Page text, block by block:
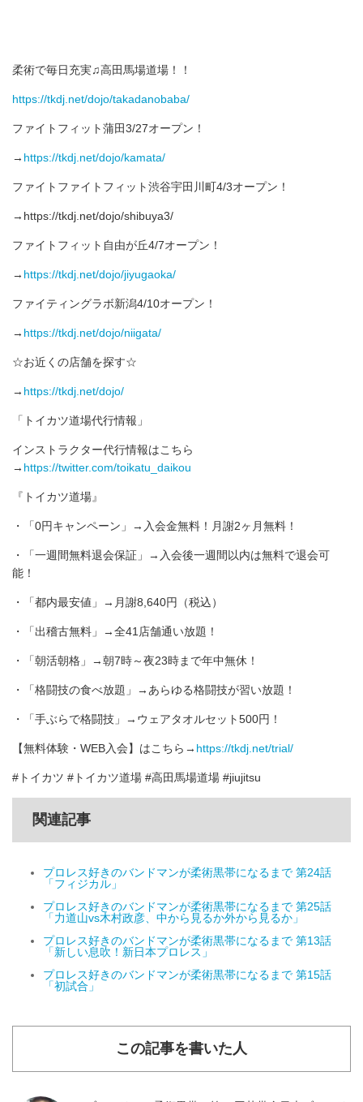
柔術で毎日充実♫高田馬場道場！！
https://tkdj.net/dojo/takadanobaba/
ファイトフィット蒲田3/27オープン！
→ https://tkdj.net/dojo/kamata/
ファイトファイトフィット渋谷宇田川町4/3オープン！
→https://tkdj.net/dojo/shibuya3/
ファイトフィット自由が丘4/7オープン！
→ https://tkdj.net/dojo/jiyugaoka/
ファイティングラボ新潟4/10オープン！
→ https://tkdj.net/dojo/niigata/
☆お近くの店舗を探す☆
→ https://tkdj.net/dojo/
「トイカツ道場代行情報」
インストラクター代行情報はこちら
→ https://twitter.com/toikatu_daikou
『トイカツ道場』
・「0円キャンペーン」→入会金無料！月謝2ヶ月無料！
・「一週間無料退会保証」→入会後一週間以内は無料で退会可
能！
・「都内最安値」→月謝8,640円（税込）
・「出稽古無料」→全41店舗通い放題！
・「朝活朝格」→朝7時～夜23時まで年中無休！
・「格闘技の食べ放題」→あらゆる格闘技が習い放題！
・「手ぶらで格闘技」→ウェアタオルセット500円！
【無料体験・WEB入会】はこちら→ https://tkdj.net/trial/
#トイカツ #トイカツ道場 #高田馬場道場 #jiujitsu
関連記事
プロレス好きのバンドマンが柔術黒帯になるまで 第24話
「フィジカル」
プロレス好きのバンドマンが柔術黒帯になるまで 第25話
「力道山vs木村政彦、中から見るか外から見るか」
プロレス好きのバンドマンが柔術黒帯になるまで 第13話
「新しい息吹！新日本プロレス」
プロレス好きのバンドマンが柔術黒帯になるまで 第15話
「初試合」
この記事を書いた人